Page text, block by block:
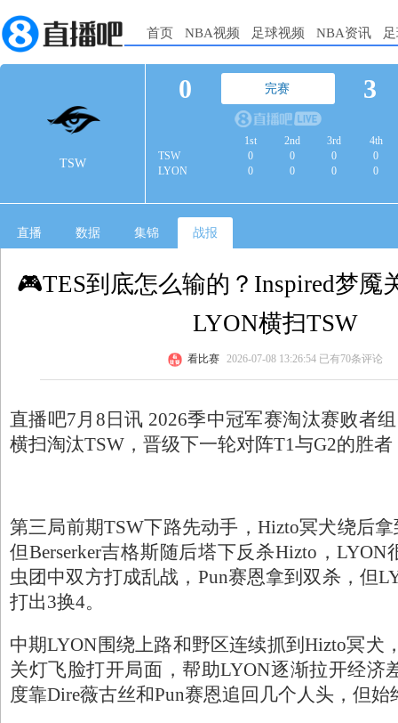
首页 NBA视频 足球视频 NBA资讯
TSW
0 完赛 3
1st 2nd 3rd
4th
TSW
0 0 0
0
LYON
0 0 0 0
直播 数据 集锦 战报
🎮TES到底怎么输的？Inspired梦魇
LYON横扫TSW
看比赛 2026-07-08 13:26:54 已有70条评论
直播吧7月8日讯 2026季中冠军赛淘汰赛败者
横扫淘汰TSW，晋级下一轮对阵T1与G2的胜者
第三局前期TSW下路先动手，Hizto冥犬绕后
但Berserker吉格斯随后塔下反杀Hizto，
虫团中双方打成乱战，Pun赛恩拿到双杀，但
打出3换4。
中期LYON围绕上路和野区连续抓到Hizto冥犬
关灯飞脸打开局面，帮助LYON逐渐拉开经济
度靠Dire薇古丝和Pun赛恩追回几个人头，但